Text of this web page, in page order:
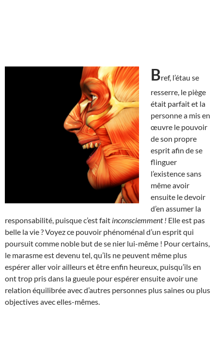
Bref, l’étau se
resserre, le piège
était parfait et la
personne a mis en
œuvre le pouvoir
de son propre
esprit afin de se
flinguer
l’existence sans
même avoir
ensuite le devoir
d’en assumer la
responsabilité, puisque c’est fait inconsciemment ! Elle est pas
belle la vie ? Voyez ce pouvoir phénoménal d’un esprit qui
poursuit comme noble but de se nier lui-même ! Pour certains,
le marasme est devenu tel, qu’ils ne peuvent même plus
espérer aller voir ailleurs et être enfin heureux, puisqu’ils en
ont trop pris dans la gueule pour espérer ensuite avoir une
relation équilibrée avec d’autres personnes plus saines ou plus
objectives avec elles-mêmes.